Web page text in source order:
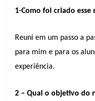
1-Como foi criado esse
Reuni em um passo a
para mim e para os
experiência.
2 – Qual o objetivo do